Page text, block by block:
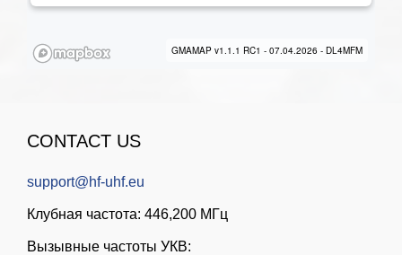
CONTACT US
support@hf-uhf.eu
Клубная частота: 446,200 МГц
Вызывные частоты УКВ: